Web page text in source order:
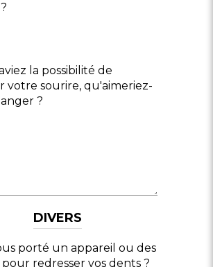
la possibilité de
votre sourire, qu'aimeriez-
?
DIVERS
porté un appareil ou des
redresser vos dents ?